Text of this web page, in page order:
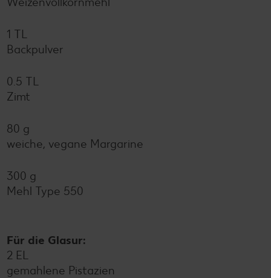
1 TL
Backpulver
0.5 TL
Zimt
80 g
weiche, vegane Margarine
300 g
Mehl Type 550
Für die Glasur:
2 EL
gemahlene Pistazien